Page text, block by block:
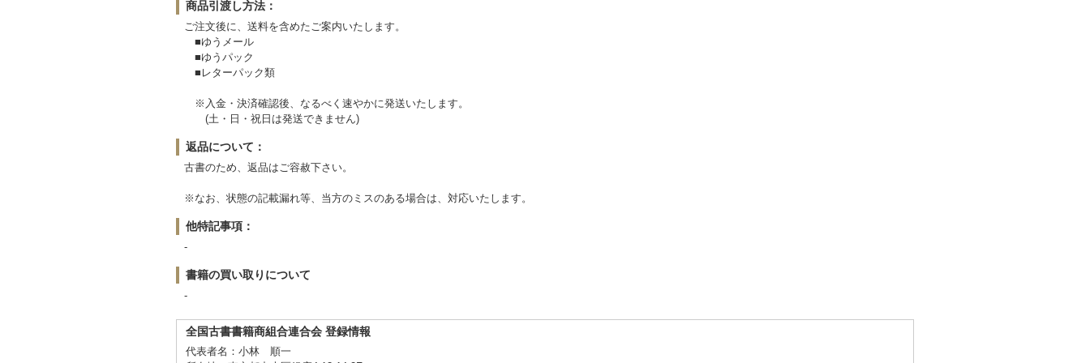
商品引渡し方法：
ご注文後に、送料を含めたご案内いたします。
■ゆうメール
■ゆうパック
■レターパック類
※入金・決済確認後、なるべく速やかに発送いたします。
(土・日・祝日は発送できません)
返品について：
古書のため、返品はご容赦下さい。
※なお、状態の記載漏れ等、当方のミスのある場合は、対応いたします。
他特記事項：
-
書籍の買い取りについて
-
全国古書書籍商組合連合会 登録情報
代表者名：小林 順一